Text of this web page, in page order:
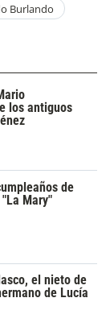
Burlando
los antiguos
de
Mary"
el nieto de
de Lucía